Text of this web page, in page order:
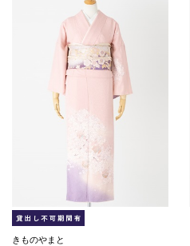
きものやまと